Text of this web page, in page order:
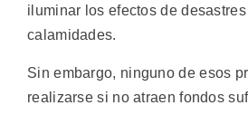
iluminar los efectos de
calamidades.
Sin embargo, ninguno de esos
realizarse si no atraen fondos